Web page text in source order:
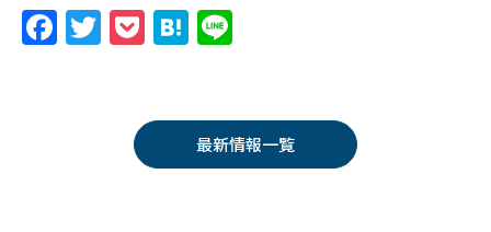
F
a
T
w
er
P
o
k
et
H
at
n
a
最新情報一覧